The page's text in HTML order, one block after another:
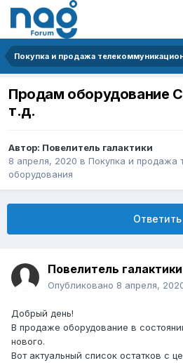
Продам оборудование
т.д.
Автор: Повелитель галактики
8 апреля, 2020 в Покупка и продажа
оборудования
Ответить
Повелитель галактики
Опубликовано 8 апреля,
Добрый день!
В продаже оборудование в
нового.
Вот актуальный список остатков с